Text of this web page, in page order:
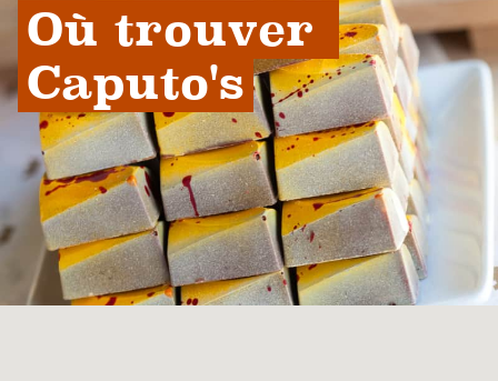
Où trouver
Caputo's